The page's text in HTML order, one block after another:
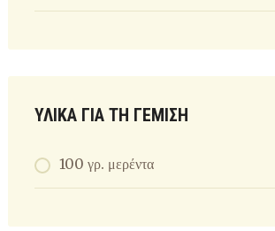
ΥΛΙΚΆ ΓΙΑ ΤΗ ΓΈΜΙΣΗ
100 γρ. μερέντα